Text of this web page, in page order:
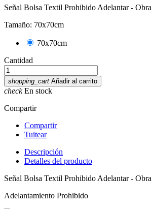
Señal Bolsa Textil Prohibido Adelantar - Obra
Tamaño: 70x70cm
70x70cm
Cantidad
shopping_cart Añadir al carrito
checkEn stock
Compartir
Compartir
Tuitear
Descripción
Detalles del producto
Señal Bolsa Textil Prohibido Adelantar - Obra
Adelantamiento Prohibido